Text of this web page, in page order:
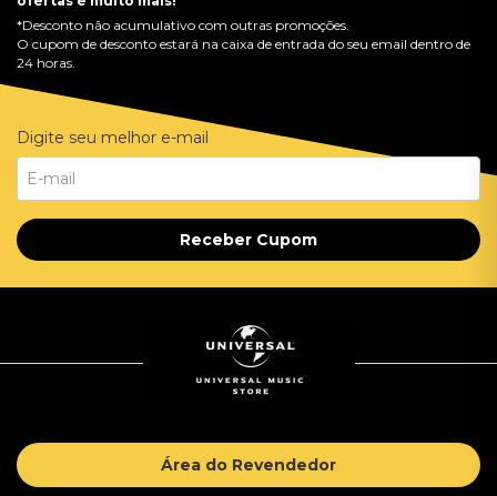
*Desconto não acumulativo com outras promoções.
O cupom de desconto estará na caixa de entrada do seu email dentro de
24 horas.
Digite seu melhor e-mail
Receber Cupom
Área do Revendedor